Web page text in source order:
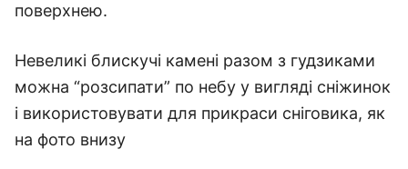
поверхнею.
Невеликі блискучі камені разом з гудзиками
можна “розсипати” по небу у вигляді сніжинок
і використовувати для прикраси сніговика, як
на фото внизу